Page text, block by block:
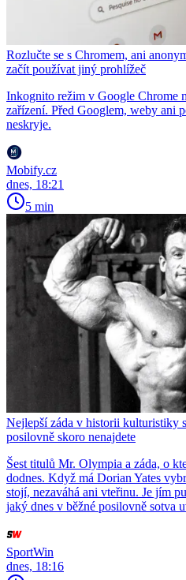
Rozlučte se s Chromem, ani
začít používat jiný prohlížeč
Inkognito režim v Google Chrome
zařízení. Před Googlem, weby ani
neskryje.
Mobify.cz
dnes, 18:21
5 min
Nejlepší záda v historii kulturistiky
posilovně skoro nenajdete
Šest titulů Mr. Olympia a záda, o
dodnes. Když má Dorian Yates
stojí, nezaváhá ani vteřinu. Je jím
jaký dnes v běžné posilovně sotva
SportWin
dnes, 18:16